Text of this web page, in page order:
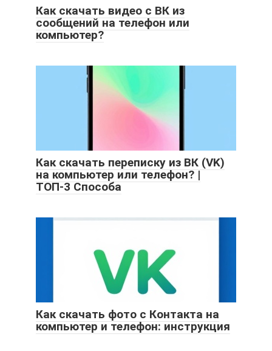
Как скачать видео с ВК из
сообщений на телефон или
компьютер?
Как скачать переписку из ВК (VK)
на компьютер или телефон? |
ТОП-3 Способа
Как скачать фото с Контакта на
компьютер и телефон: инструкция